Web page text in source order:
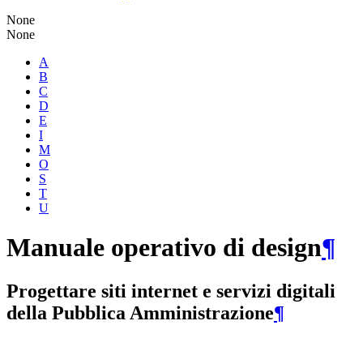
None
None
A
B
C
D
E
I
M
O
S
T
U
Manuale operativo di design¶
Progettare siti internet e servizi digitali
della Pubblica Amministrazione¶